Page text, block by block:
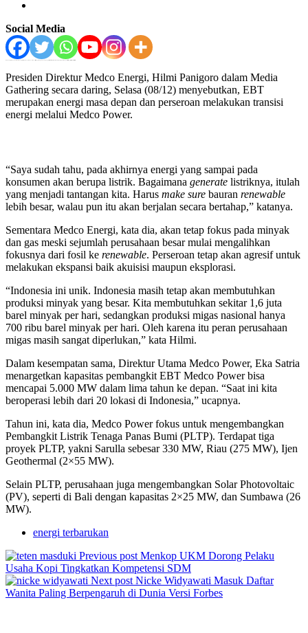
Social Media
Presiden Direktur Medco Energi, Hilmi Panigoro dalam Media
Gathering secara daring, Selasa (08/12) menyebutkan, EBT
merupakan energi masa depan dan perseroan melakukan transisi
energi melalui Medco Power.
“Saya sudah tahu, pada akhirnya energi yang sampai pada
konsumen akan berupa listrik. Bagaimana generate listriknya, itulah
yang menjadi tantangan kita. Harus make sure bauran renewable
lebih besar, walau pun itu akan berjalan secara bertahap,” katanya.
Sementara Medco Energi, kata dia, akan tetap fokus pada minyak
dan gas meski sejumlah perusahaan besar mulai mengalihkan
fokusnya dari fosil ke renewable. Perseroan tetap akan agresif untuk
melakukan ekspansi baik akuisisi maupun eksplorasi.
“Indonesia ini unik. Indonesia masih tetap akan membutuhkan
produksi minyak yang besar. Kita membutuhkan sekitar 1,6 juta
barel minyak per hari, sedangkan produksi migas nasional hanya
700 ribu barel minyak per hari. Oleh karena itu peran perusahaan
migas masih sangat diperlukan,” kata Hilmi.
Dalam kesempatan sama, Direktur Utama Medco Power, Eka Satria
menargetkan kapasitas pembangkit EBT Medco Power bisa
mencapai 5.000 MW dalam lima tahun ke depan. “Saat ini kita
beroperasi lebih dari 20 lokasi di Indonesia,” ucapnya.
Tahun ini, kata dia, Medco Power fokus untuk mengembangkan
Pembangkit Listrik Tenaga Panas Bumi (PLTP). Terdapat tiga
proyek PLTP, yakni Sarulla sebesar 330 MW, Riau (275 MW), Ijen
Geothermal (2×55 MW).
Selain PLTP, perusahaan juga mengembangkan Solar Photovoltaic
(PV), seperti di Bali dengan kapasitas 2×25 MW, dan Sumbawa (26
MW).
energi terbarukan
Previous post Menkop UKM Dorong Pelaku
Usaha Kopi Tingkatkan Kompetensi SDM
Next post Nicke Widyawati Masuk Daftar
Wanita Paling Berpengaruh di Dunia Versi Forbes